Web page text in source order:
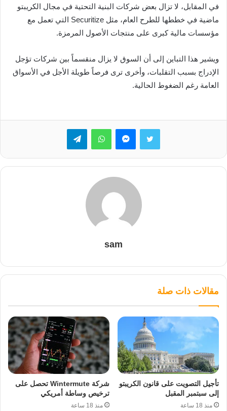
في المقابل، لا تزال بعض شركات البنية التحتية في مجال الكريبتو
ماضية في خططها للطرح العام، مثل Securitize التي تعمل مع
مؤسسات مالية كبرى على منتجات الأصول المرمزة.
ويشير هذا التباين إلى أن السوق لا يزال منقسماً بين شركات تؤجل
الإدراج بسبب التقلبات، وأخرى ترى فرصاً طويلة الأجل في الأسواق
العامة رغم الضغوط الحالية.
تويتر ماسنجرواتساب تيلقرام
sam
مقالات ذات صلة
تأجيل التصويت على قانون الكريبتو
إلى سبتمبر المقبل
منذ 18 ساعة
شركة Wintermute تحصل على
ترخيص وساطة أمريكي
منذ 18 ساعة